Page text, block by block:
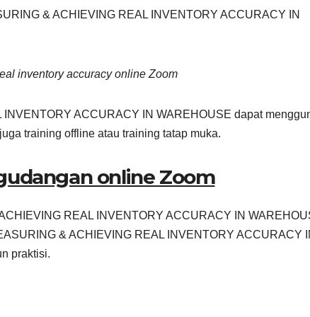
& ACHIEVING REAL INVENTORY ACCURACY IN
inventory accuracy online Zoom
ACCURACY IN WAREHOUSE dapat
training offline atau training tatap muka.
online Zoom
REAL INVENTORY ACCURACY IN
& ACHIEVING REAL INVENTORY ACCURACY
praktisi.